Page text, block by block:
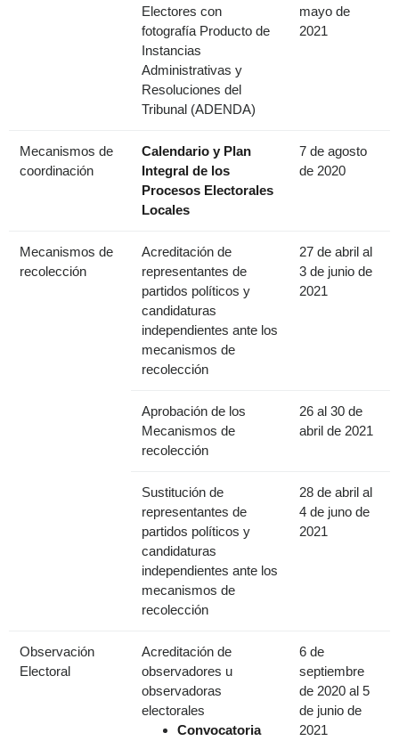
Electores con
fotografía Producto de
Instancias
Administrativas y
Resoluciones del
Tribunal (ADENDA)
mayo de
2021
Mecanismos de
coordinación
Calendario y Plan
Integral de los
Procesos Electorales
Locales
7 de agosto
de 2020
Mecanismos de
recolección
Acreditación de
representantes de
partidos políticos y
candidaturas
independientes ante los
mecanismos de
recolección
27 de abril al
3 de junio de
2021
Aprobación de los
Mecanismos de
recolección
26 al 30 de
abril de 2021
Sustitución de
representantes de
partidos políticos y
candidaturas
independientes ante los
mecanismos de
recolección
28 de abril al
4 de juno de
2021
Observación
Electoral
Acreditación de
observadores u
observadoras
electorales
Convocatoria
6 de
septiembre
de 2020 al 5
de junio de
2021